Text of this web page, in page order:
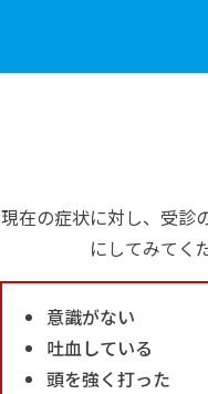
現在の症状に対し、受診
にしてみてく
意識がない
吐血している
頭を強く打った